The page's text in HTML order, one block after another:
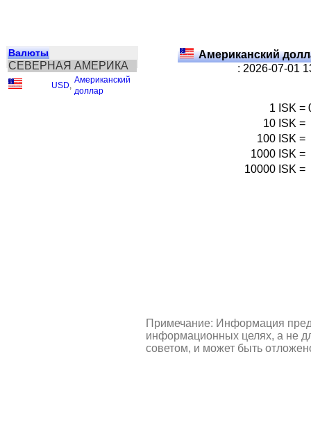
Валюты
СЕВЕРНАЯ АМЕРИКА
USD
Американский
доллар
Американский
: 2026-07-01
1 ISK =
10 ISK =
100 ISK =
1000 ISK =
10000 ISK =
Примечание: Информация
информационных целях, а не
советом, и может быть